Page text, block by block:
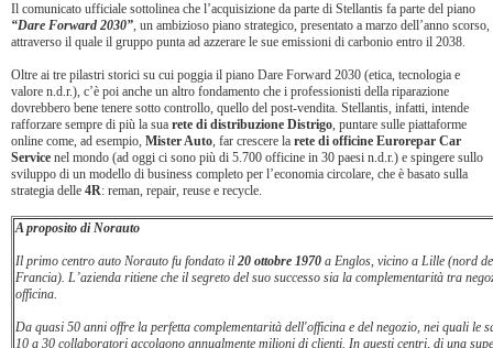
Il comunicato ufficiale sottolinea che l’acquisizione da parte di Stellantis fa parte del piano
“Dare Forward 2030”, un ambizioso piano strategico, presentato a marzo dell’anno scorso,
attraverso il quale il gruppo punta ad azzerare le sue emissioni di carbonio entro il 2038.
Oltre ai tre pilastri storici su cui poggia il piano Dare Forward 2030 (etica, tecnologia e
valore n.d.r.), c’è poi anche un altro fondamento che i professionisti della riparazione
dovrebbero bene tenere sotto controllo, quello del post-vendita. Stellantis, infatti, intende
rafforzare sempre di più la sua rete di distribuzione Distrigo, puntare sulle piattaforme
online come, ad esempio, Mister Auto, far crescere la rete di officine Eurorepar Car
Service nel mondo (ad oggi ci sono più di 5.700 officine in 30 paesi n.d.r.) e spingere sullo
sviluppo di un modello di business completo per l’economia circolare, che è basato sulla
strategia delle 4R: reman, repair, reuse e recycle.
A proposito di Norauto
Il primo centro auto Norauto fu fondato il 20 ottobre 1970 a Englos, vicino a Lille (nord
Francia). L’azienda ritiene che il segreto del suo successo sia la complementarità tra
officina.
Da quasi 50 anni offre la perfetta complementarità dell'officina e del negozio, nei quali le
10 a 30 collaboratori accolgono annualmente milioni di clienti. In questi centri, di una